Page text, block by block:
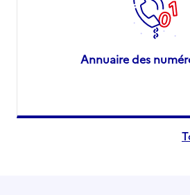
Annuaire des